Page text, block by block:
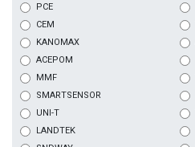
PCE
CEM
KANOMAX
ACEPOM
MMF
SMARTSENSOR
UNI-T
LANDTEK